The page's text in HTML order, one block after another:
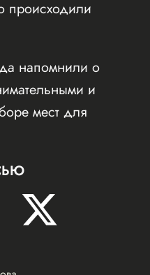
происходили
напомнили о
и
мест для